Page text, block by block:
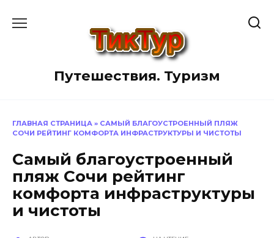
Путешествия. Туризм
ГЛАВНАЯ СТРАНИЦА » САМЫЙ БЛАГОУСТРОЕННЫЙ ПЛЯЖ
СОЧИ РЕЙТИНГ КОМФОРТА ИНФРАСТРУКТУРЫ И ЧИСТОТЫ
Самый благоустроенный
пляж Сочи рейтинг
комфорта инфраструктуры
и чистоты